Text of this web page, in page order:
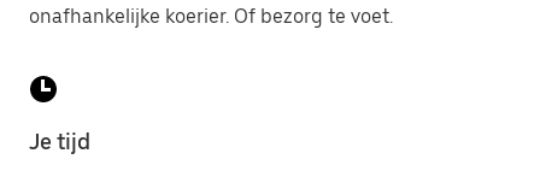
onafhankelijke koerier. Of bezorg te voet.
Je tijd